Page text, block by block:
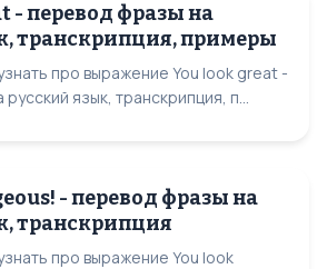
- перевод фразы на
транскрипция, примеры
про выражение You look great -
язык, транскрипция, п...
- перевод фразы на
транскрипция
про выражение You look